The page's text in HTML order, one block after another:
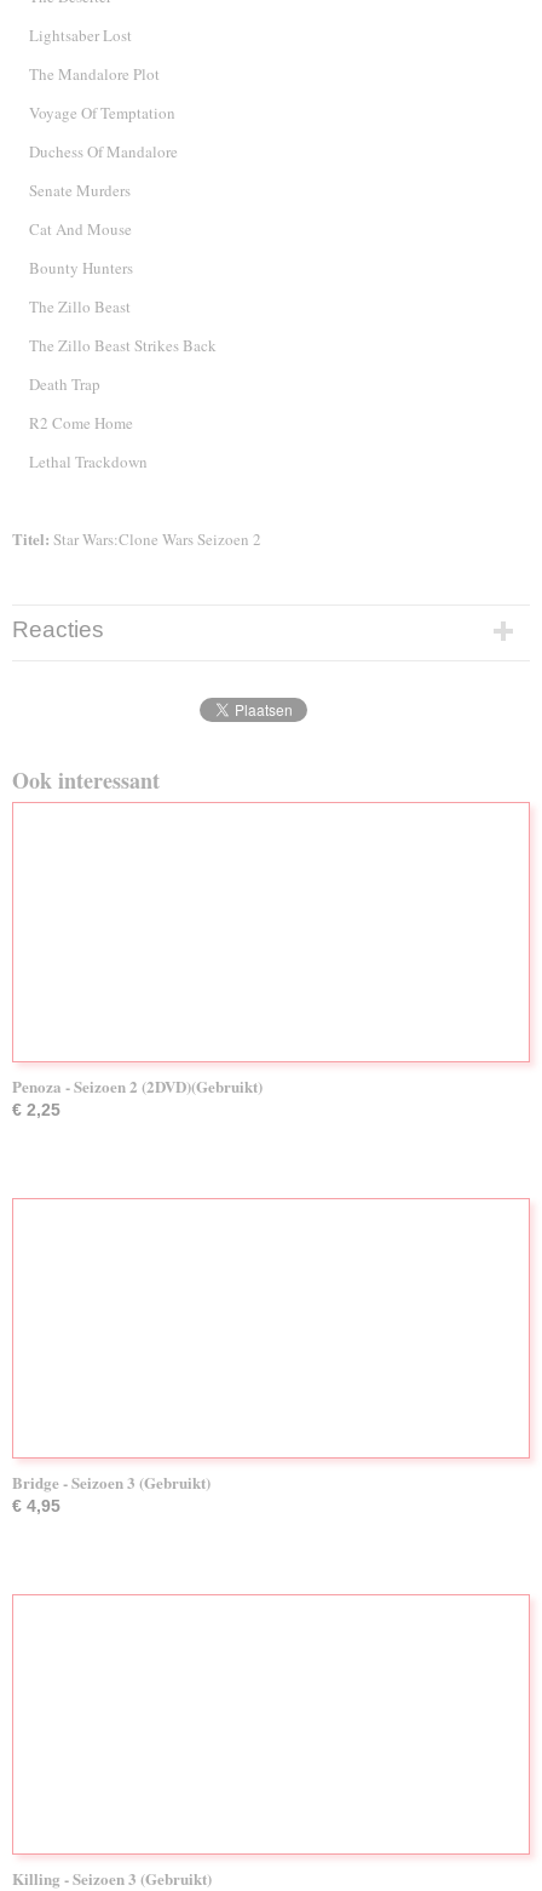
Lightsaber Lost
The Mandalore Plot
Voyage Of Temptation
Duchess Of Mandalore
Senate Murders
Cat And Mouse
Bounty Hunters
The Zillo Beast
The Zillo Beast Strikes Back
Death Trap
R2 Come Home
Lethal Trackdown
Titel: Star Wars:Clone Wars Seizoen 2
Reacties
Ook interessant
Penoza - Seizoen 2 (2DVD)(Gebruikt)
€ 2,25
Bridge - Seizoen 3 (Gebruikt)
€ 4,95
Killing - Seizoen 3 (Gebruikt)